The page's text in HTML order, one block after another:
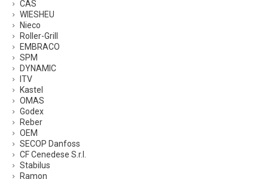
CAS
WIESHEU
Nieco
Roller-Grill
EMBRACO
SPM
DYNAMIC
ITV
Kastel
OMAS
Godex
Reber
OEM
SECOP Danfoss
CF Cenedese S.r.l.
Stabilus
Ramon